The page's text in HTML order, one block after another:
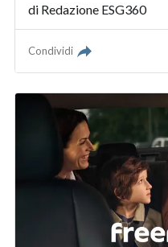
di Redazione ESG360
Condividi